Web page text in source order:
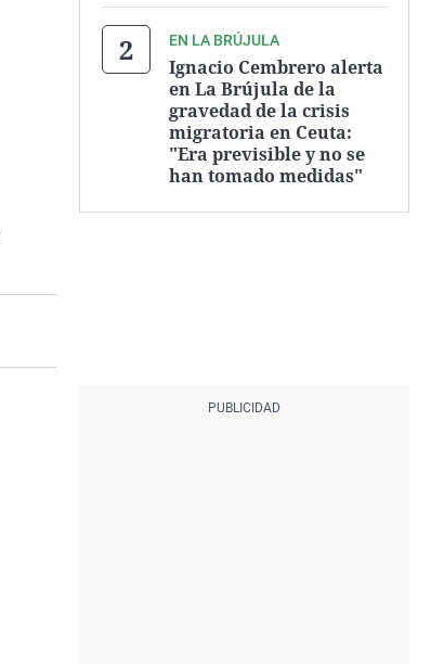
EN LA BRÚJULA
Ignacio Cembrero alerta
en La Brújula de la
gravedad de la crisis
migratoria en Ceuta:
"Era previsible y no se
han tomado medidas"